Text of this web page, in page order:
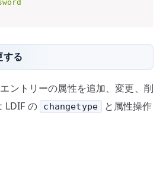
る
ントリーの属性を追加、変更、削
LDIF の
changetype
と属性操作